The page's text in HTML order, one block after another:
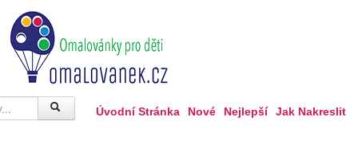
Úvodní Stránka Nové Nejlepší Jak Nakreslit